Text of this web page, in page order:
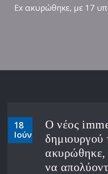
Ex ακυρώθηκε, με 17
18
Ιούν
Ο νέος
ακυρώθηκε,
να